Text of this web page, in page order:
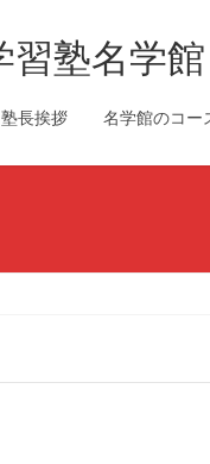
習塾名学館
塾長挨拶 名学館のコー